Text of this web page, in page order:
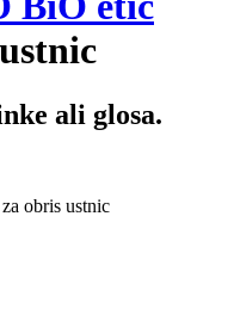
ali glosa.
obris ustnic